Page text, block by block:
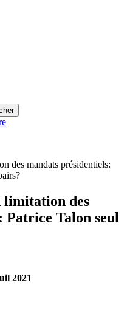
des mandats présidentiels:
limitation des
Patrice Talon seul
2021